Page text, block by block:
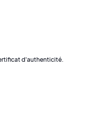
d'authenticité.